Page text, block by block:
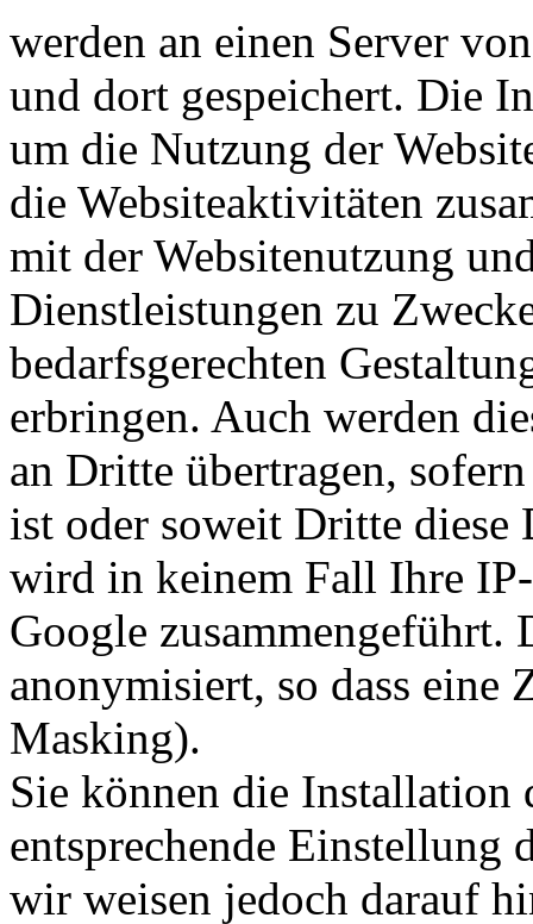
werden an einen Server
und dort gespeichert. Die
um die Nutzung der
die Websiteaktivitäten
mit der Websitenutzung
Dienstleistungen zu
bedarfsgerechten
erbringen. Auch werden
an Dritte übertragen,
ist oder soweit Dritte diese
wird in keinem Fall Ihre
Google zusammengeführt.
anonymisiert, so dass
Masking).
Sie können die Installation
entsprechende Einstellung
wir weisen jedoch darauf